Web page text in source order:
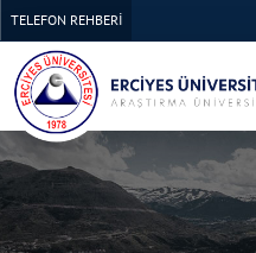
TELEFON REHBERİ